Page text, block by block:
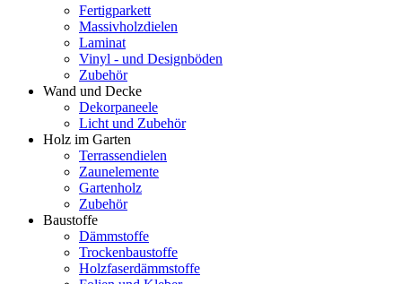
Fertigparkett
Massivholzdielen
Laminat
Vinyl - und Designböden
Zubehör
Wand und Decke
Dekorpaneele
Licht und Zubehör
Holz im Garten
Terrassendielen
Zaunelemente
Gartenholz
Zubehör
Baustoffe
Dämmstoffe
Trockenbaustoffe
Holzfaserdämmstoffe